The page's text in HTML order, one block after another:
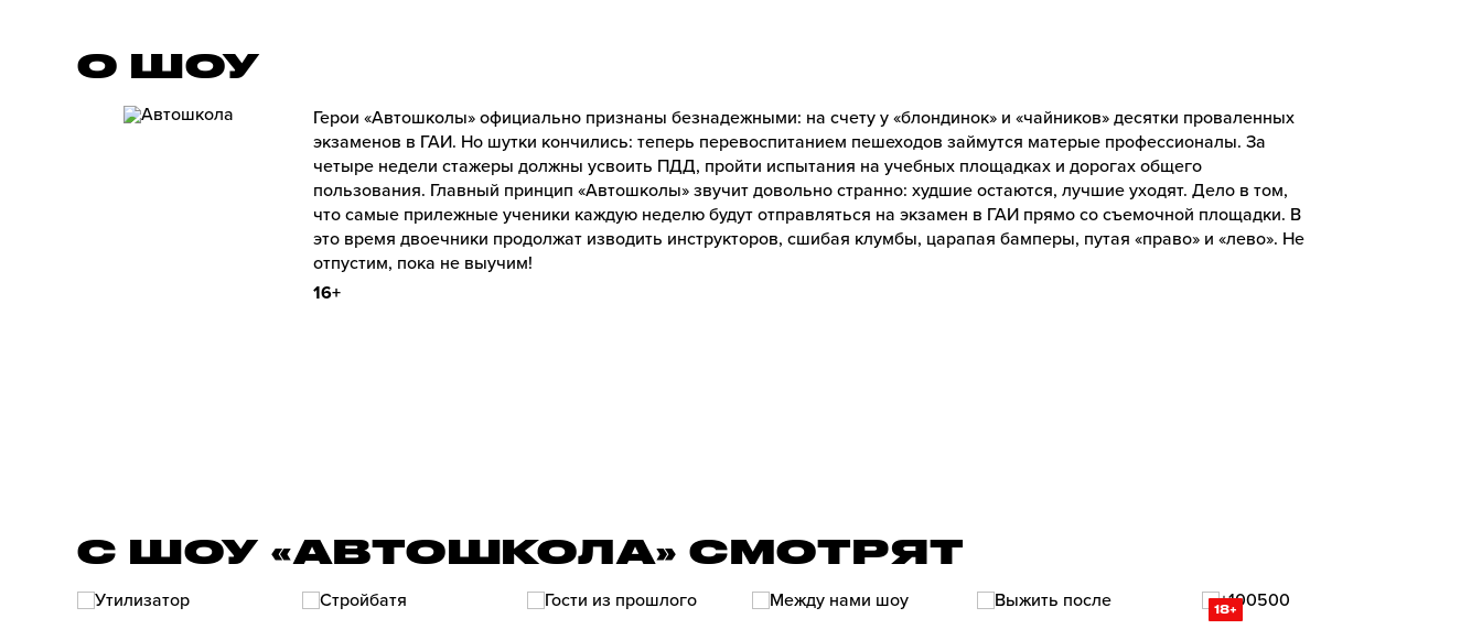
О ШОУ
Герои «Автошколы» официально признаны безнадежными: на счету у «блондинок» и «чайников» десятки проваленных
экзаменов в ГАИ. Но шутки кончились: теперь перевоспитанием пешеходов займутся матерые профессионалы. За
четыре недели стажеры должны усвоить ПДД, пройти испытания на учебных площадках и дорогах общего
пользования. Главный принцип «Автошколы» звучит довольно странно: худшие остаются, лучшие уходят. Дело в том,
что самые прилежные ученики каждую неделю будут отправляться на экзамен в ГАИ прямо со съемочной площадки. В
это время двоечники продолжат изводить инструкторов, сшибая клумбы, царапая бамперы, путая «право» и «лево». Не
отпустим, пока не выучим!
16+
С ШОУ «АВТОШКОЛА» СМОТРЯТ
18+